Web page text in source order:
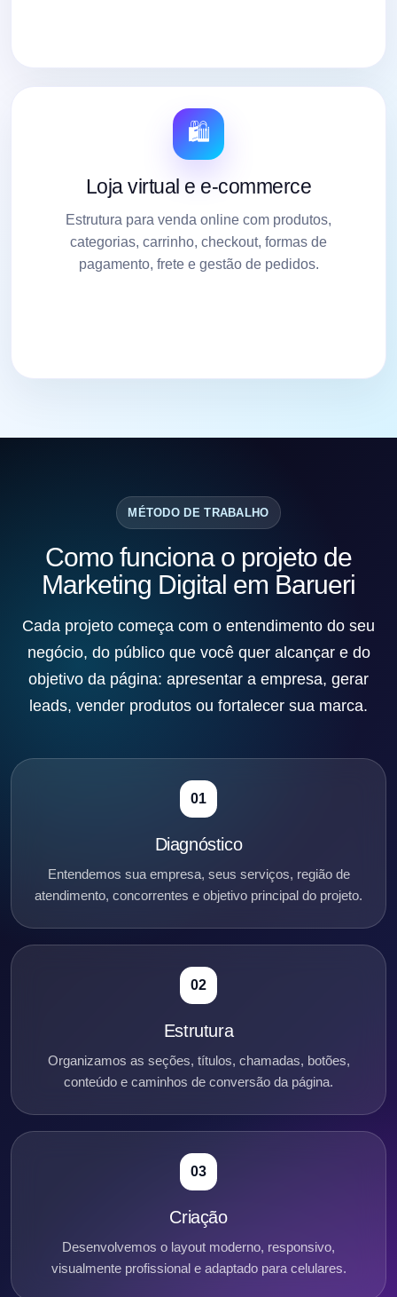
🛍️
Loja virtual e e-commerce
Estrutura para venda online com produtos,
categorias, carrinho, checkout, formas de
pagamento, frete e gestão de pedidos.
MÉTODO DE TRABALHO
Como funciona o projeto de
Marketing Digital em Barueri
Cada projeto começa com o entendimento do seu
negócio, do público que você quer alcançar e do
objetivo da página: apresentar a empresa, gerar
leads, vender produtos ou fortalecer sua marca.
01
Diagnóstico
Entendemos sua empresa, seus serviços, região de
atendimento, concorrentes e objetivo principal do projeto.
02
Estrutura
Organizamos as seções, títulos, chamadas, botões,
conteúdo e caminhos de conversão da página.
03
Criação
Desenvolvemos o layout moderno, responsivo,
visualmente profissional e adaptado para celulares.